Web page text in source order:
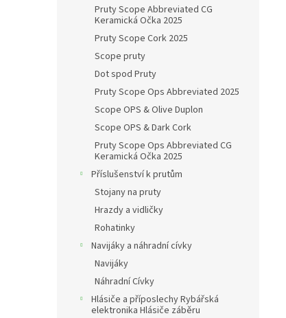
Pruty Scope Abbreviated CG
Keramická Očka 2025
Pruty Scope Cork 2025
Scope pruty
Dot spod Pruty
Pruty Scope Ops Abbreviated 2025
Scope OPS & Olive Duplon
Scope OPS & Dark Cork
Pruty Scope Ops Abbreviated CG
Keramická Očka 2025
Příslušenství k prutům
Stojany na pruty
Hrazdy a vidličky
Rohatinky
Navijáky a náhradní cívky
Navijáky
Náhradní Cívky
Hlásiče a příposlechy Rybářská
elektronika Hlásiče záběru